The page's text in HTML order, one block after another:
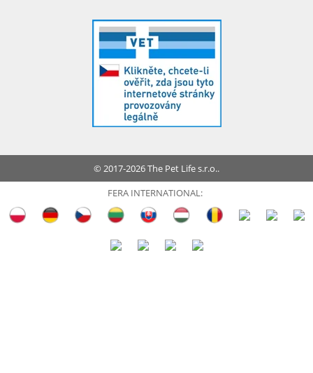
© 2017-2026 The Pet Life s.r.o..
FERA INTERNATIONAL: